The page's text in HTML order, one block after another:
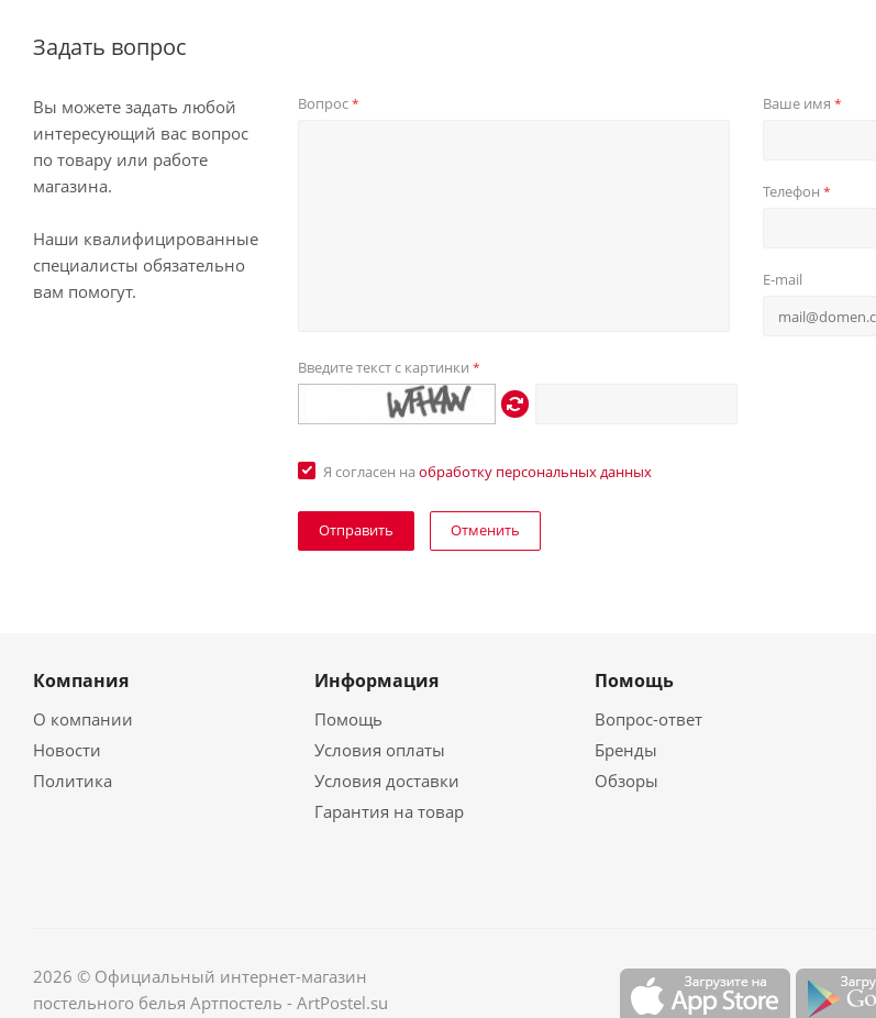
Задать вопрос
Вы можете задать любой
интересующий вас вопрос
по товару или работе
магазина.
Наши квалифицированные
специалисты обязательно
вам помогут.
Вопрос* Ваше имя *
Телефон *
E-mail
Введите текст с картинки*
Я согласен наобработку персональных данных
Отменить
Компания
О компании
Новости
Политика
Информация
Помощь
Условия оплаты
Условия доставки
Гарантия на товар
Помощь
Вопрос-ответ
Бренды
Обзоры
2026 © Официальный интернет-магазин
постельного белья Артпостель - ArtPostel.su